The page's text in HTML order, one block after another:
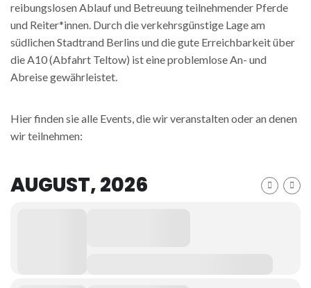
reibungslosen Ablauf und Betreuung teilnehmender Pferde
und Reiter*innen. Durch die verkehrsgünstige Lage am
südlichen Stadtrand Berlins und die gute Erreichbarkeit über
die A10 (Abfahrt Teltow) ist eine problemlose An- und
Abreise gewährleistet.
Hier finden sie alle Events, die wir veranstalten oder an denen
wir teilnehmen:
AUGUST, 2026